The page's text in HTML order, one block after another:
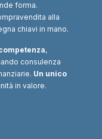
forma.
alla
chiavi in mano.
,
consulenza
Un unico
in valore.